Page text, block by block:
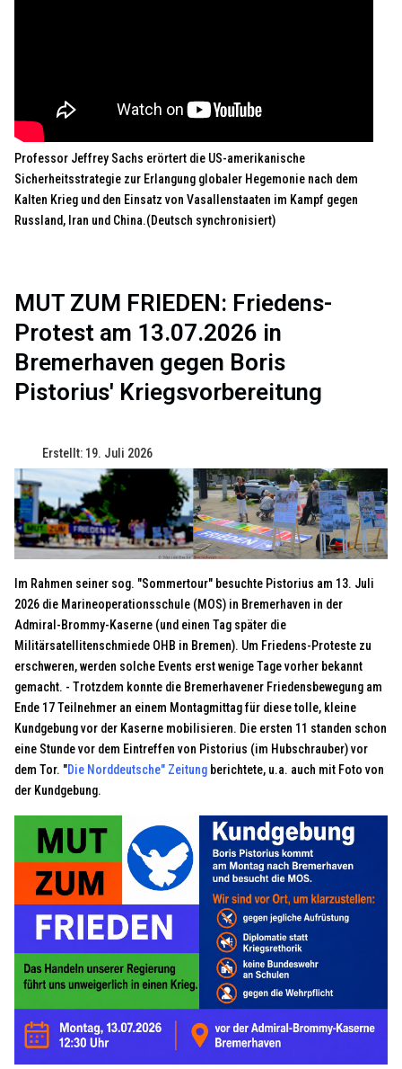
Professor Jeffrey Sachs erörtert die US-amerikanische
Sicherheitsstrategie zur Erlangung globaler Hegemonie nach dem
Kalten Krieg und den Einsatz von Vasallenstaaten im Kampf gegen
Russland, Iran und China.(Deutsch synchronisiert)
MUT ZUM FRIEDEN: Friedens-
Protest am 13.07.2026 in
Bremerhaven gegen Boris
Pistorius' Kriegsvorbereitung
Erstellt: 19. Juli 2026
Im Rahmen seiner sog. "Sommertour" besuchte Pistorius am 13. Juli
2026 die Marineoperationsschule (MOS) in Bremerhaven in der
Admiral-Brommy-Kaserne (und einen Tag später die
Militärsatellitenschmiede OHB in Bremen). Um Friedens-Proteste zu
erschweren, werden solche Events erst wenige Tage vorher bekannt
gemacht. - Trotzdem konnte die Bremerhavener Friedensbewegung am
Ende 17 Teilnehmer an einem Montagmittag für diese tolle, kleine
Kundgebung vor der Kaserne mobilisieren. Die ersten 11 standen schon
eine Stunde vor dem Eintreffen von Pistorius (im Hubschrauber) vor
dem Tor. "Die Norddeutsche" Zeitung berichtete, u.a. auch mit Foto von
der Kundgebung.